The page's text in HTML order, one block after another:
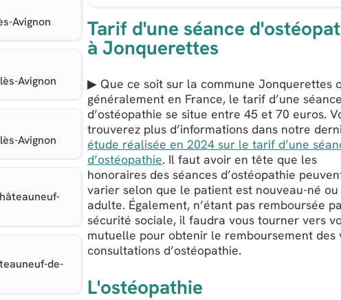
Avignon
Avignon
Avignon
de-
Tarif d'une séance
à Jonquerettes
▶ Que ce soit sur la commune Jonquerettes
généralement en France, le tarif d’une
d’ostéopathie se situe entre 45 et 70 euros.
trouverez plus d’informations dans notre
étude réalisée en 2024 sur le tarif d’une
d’ostéopathie. Il faut avoir en tête que les
honoraires des séances d’ostéopathie
varier selon que le patient est nouveau-né ou
adulte. Également, n’étant pas remboursée
sécurité sociale, il faudra vous tourner vers
mutuelle pour obtenir le remboursement des
consultations d’ostéopathie.
L'ostéopathie